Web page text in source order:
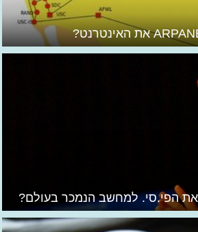
את הפי.סי. למחשב הנמכר בעולם?